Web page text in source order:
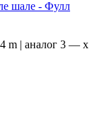
m | аналог 3 — х